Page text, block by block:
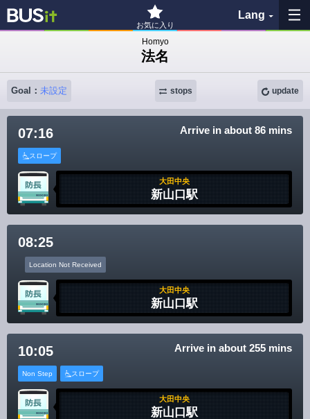
お気に入り
Lang
See the map
Search bus stop
各バス会社リンク先
Disclaimer
Homyo
法名
Goal： 未設定 update
stops
07:16 Arrive in about 86 mins
スロープ
大田中央
新山口駅
08:25
Location Not Received
大田中央
新山口駅
10:05 Arrive in about 255 mins
Non Step スロープ
大田中央
新山口駅